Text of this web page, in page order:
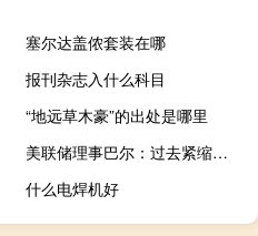
塞尔达盖侬套装在哪
报刊杂志入什么科目
“地远草木豪”的出处是哪里
美联储理事巴尔：过去紧缩政策的影响在未来几个月中还不能全部显现
什么电焊机好